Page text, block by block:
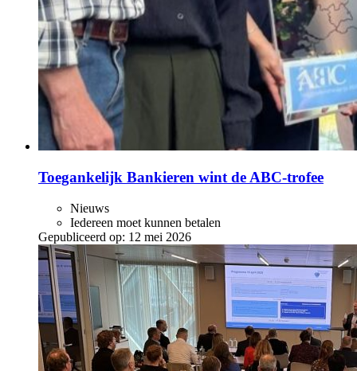
Toegankelijk Bankieren wint de ABC‑trofee
Nieuws
Iedereen moet kunnen betalen
Gepubliceerd op: 12 mei 2026